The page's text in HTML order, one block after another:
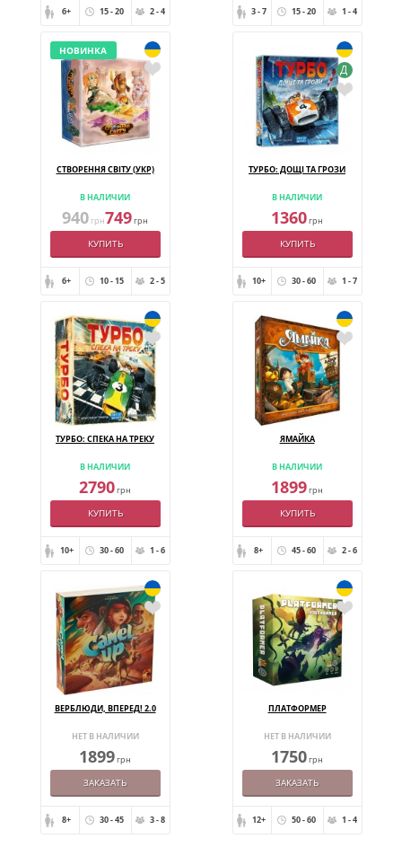
6+ 15 - 20 2 - 4 3 - 7 15 - 20 1 - 4
НОВИНКА
СТВОРЕННЯ СВІТУ (УКР)
В НАЛИЧИИ
940 грн749грн
КУПИТЬ
6+ 10 - 15 2 - 5
Д
ТУРБО: ДОЩІ ТА ГРОЗИ
В НАЛИЧИИ
1360грн
КУПИТЬ
10+ 30 - 60 1 - 7
ТУРБО: СПЕКА НА ТРЕКУ
В НАЛИЧИИ
2790грн
КУПИТЬ
10+ 30 - 60 1 - 6
ЯМАЙКА
В НАЛИЧИИ
1899грн
КУПИТЬ
8+ 45 - 60 2 - 6
ВЕРБЛЮДИ, ВПЕРЕД! 2.0
НЕТ В НАЛИЧИИ
1899грн
ЗАКАЗАТЬ
8+ 30 - 45 3 - 8
ПЛАТФОРМЕР
НЕТ В НАЛИЧИИ
1750грн
ЗАКАЗАТЬ
12+ 50 - 60 1 - 4